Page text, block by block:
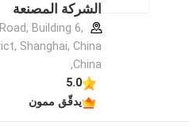
الشركة المصنعة
Building 6,
Shanghai, China
,China
5.0
يدقّق ممون